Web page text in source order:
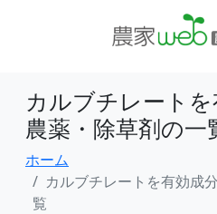
カルブチレート
農薬・除草剤の一
ホーム
カルブチレートを有効成
覧